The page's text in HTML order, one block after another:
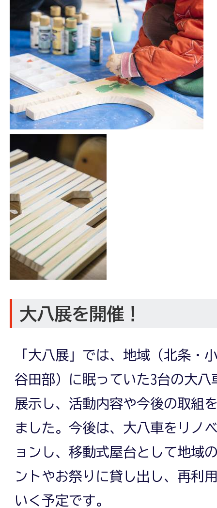
大八展を開催！
「大八展」では、地域（北条・
谷田部）に眠っていた3台の大八
展示し、活動内容や今後の取組を
ました。今後は、大八車をリノ
ョンし、移動式屋台として地域
ントやお祭りに貸し出し、再利
いく予定です。